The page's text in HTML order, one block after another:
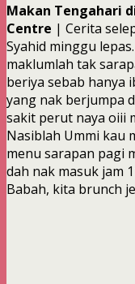
Makan Tengahari
Centre | Cerita
Syahid minggu
maklumlah tak
beriya sebab hanya
yang nak berjumpa
sakit perut naya oiii
Nasiblah Ummi kau
menu sarapan pagi
dah nak masuk jam
Babah, kita brunch